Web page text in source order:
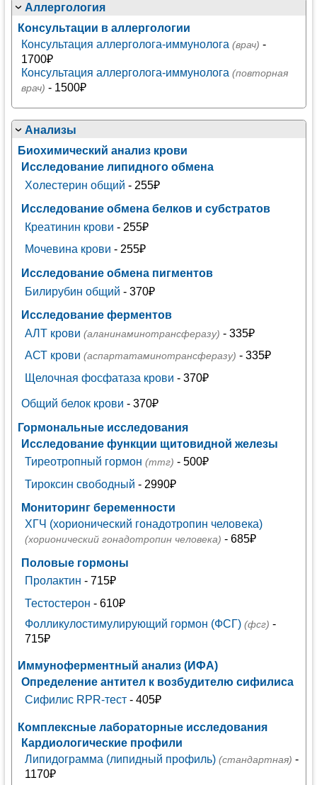
Аллергология
Консультации в аллергологии
Консультация аллерголога-иммунолога (врач) -
1700₽
Консультация аллерголога-иммунолога (повторная
врач) - 1500₽
Анализы
Биохимический анализ крови
Исследование липидного обмена
Холестерин общий - 255₽
Исследование обмена белков и субстратов
Креатинин крови - 255₽
Мочевина крови - 255₽
Исследование обмена пигментов
Билирубин общий - 370₽
Исследование ферментов
АЛТ крови (аланинаминотрансферазу) - 335₽
АСТ крови (аспартатаминотрансферазу) - 335₽
Щелочная фосфатаза крови - 370₽
Общий белок крови - 370₽
Гормональные исследования
Исследование функции щитовидной железы
Тиреотропный гормон (ттг) - 500₽
Тироксин свободный - 2990₽
Мониторинг беременности
ХГЧ (хорионический гонадотропин человека)
(хорионический гонадотропин человека) - 685₽
Половые гормоны
Пролактин - 715₽
Тестостерон - 610₽
Фолликулостимулирующий гормон (ФСГ) (фсг) -
715₽
Иммуноферментный анализ (ИФА)
Определение антител к возбудителю сифилиса
Сифилис RPR-тест- 405₽
Комплексные лабораторные исследования
Кардиологические профили
Липидограмма (липидный профиль) (стандартная) -
1170₽